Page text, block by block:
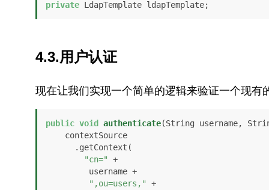
private LdapTemplate ldapTemplate;
4.3.用户认证
现在让我们实现一个简单的逻辑来验证一个现有
public void authenticate(String username,
"cn="
+
",ou=users,"
+